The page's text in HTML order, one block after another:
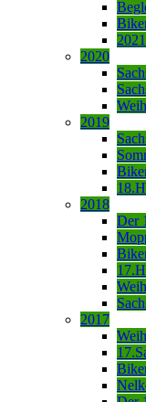
2020
2019
2018
Der
2017